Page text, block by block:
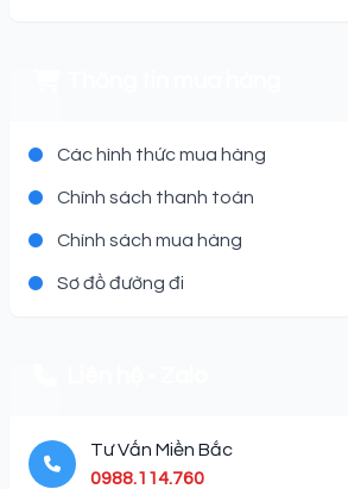
Các hình thức mua hàng
Chính sách thanh toán
Chính sách mua hàng
Sơ đồ đường đi
Tư Vấn Miền Bắc
0988.114.760